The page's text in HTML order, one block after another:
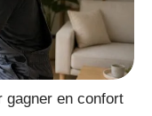
gagner en confort